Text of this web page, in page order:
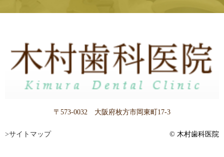
〒573-0032 大阪府枚方市岡東町17-3
© 木村歯科医院
>サイトマップ